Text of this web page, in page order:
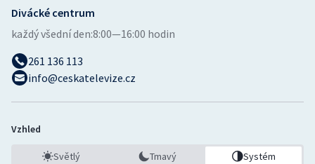
Divácké centrum
každý všední den:8:00—16:00 hodin
261 136 113
info@ceskatelevize.cz
Vzhled
Světlý Tmavý Systém